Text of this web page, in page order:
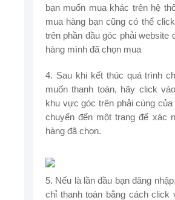
bạn muốn mua khác trên hệ
mua hàng bạn cũng có thể
trên phần đầu góc phải website
hàng mình đã chọn mua
4. Sau khi kết thúc quá trình
muốn thanh toán, hãy click
khu vực góc trên phải cùng
chuyển đến một trang để xác
hàng đã chọn.
5. Nếu là lần đầu bạn đăng
chỉ thanh toán bằng cách click